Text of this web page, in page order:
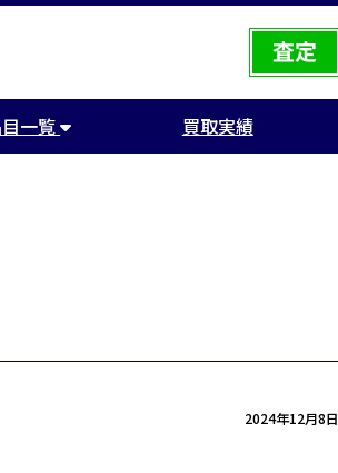
一覧 買取実績
2024年12月8日